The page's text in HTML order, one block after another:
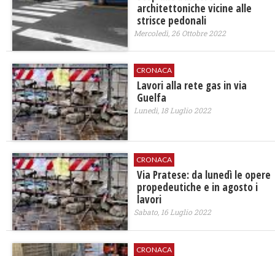
architettoniche vicine alle
strisce pedonali
Mercoledì, 26 Ottobre 2022
CRONACA
Lavori alla rete gas in via
Guelfa
Lunedì, 18 Luglio 2022
CRONACA
Via Pratese: da lunedì le opere
propedeutiche e in agosto i
lavori
Sabato, 16 Luglio 2022
CRONACA